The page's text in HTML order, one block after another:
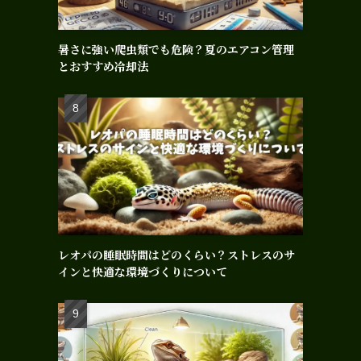
暑さに強い爬虫類でも危険？夏のエアコン管理
とおすすめ冷却法
レオパの睡眠時間はどのくらい？ストレスのサ
インと快適な環境づくりについて